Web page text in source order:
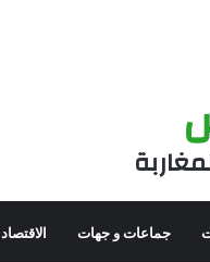
جماعات و جهات الاقتصاد